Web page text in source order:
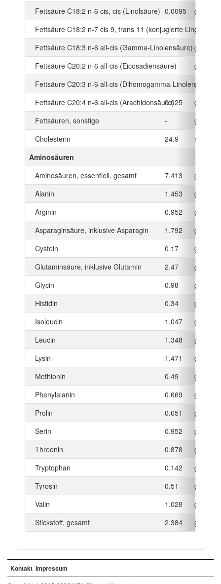
Fettsäure C18:2 n-6 cis, cis (Linolsäure) 0.0095
g
Fettsäure C18:2 n-7 cis 9, trans 11 (konjugierte Linolsäure)
-
g
Fettsäure C18:3 n-6 all-cis (Gamma-Linolensäure)
-
g
Fettsäure C20:2 n-6 all-cis (Eicosadiensäure)
-
g
Fettsäure C20:3 n-6 all-cis (Dihomogamma-Linolensäure)
-
g
Fettsäure C20:4 n-6 all-cis (Arachidonsäure)0.025
g
Fettsäuren, sonstige
-
g
Cholesterin
24.9
mg
Aminosäuren
Aminosäuren, essentiell, gesamt
7.413
g
Alanin
1.453
g
Arginin
0.952
g
Asparaginsäure, inklusive Asparagin
1.792
g
Cystein
0.17
g
Glutaminsäure, inklusive Glutamin
2.47
g
Glycin
0.98
g
Histidin
0.34
g
Isoleucin
1.047
g
Leucin
1.348
g
Lysin
1.471
g
Methionin
0.49
g
Phenylalanin
0.669
g
Prolin
0.651
g
Serin
0.952
g
Threonin
0.878
g
Tryptophan
0.142
g
Tyrosin
0.51
g
Valin
1.028
g
Stickstoff, gesamt
2.384 g
Kontakt Impressum